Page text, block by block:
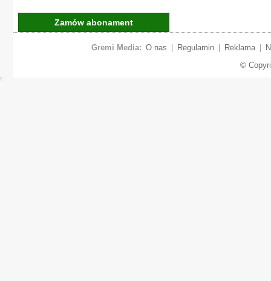
Zamów abonament
Gremi Media: O nas Regulamin Reklama
©